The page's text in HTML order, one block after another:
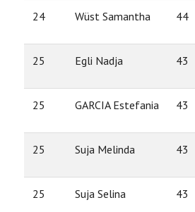
24 Wüst Samantha 44
25 Egli Nadja 43
25 GARCIA Estefania 43
25 Suja Melinda 43
25 Suja Selina 43